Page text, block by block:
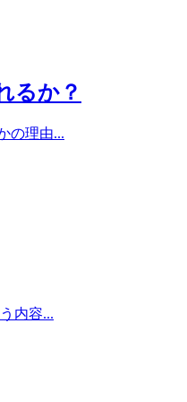
るか？
の理由...
内容...